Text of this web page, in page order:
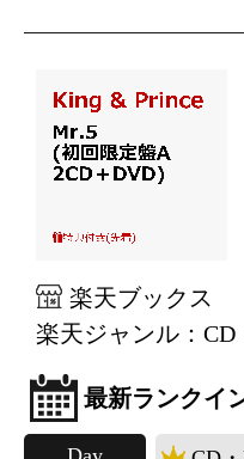
楽天ブックス
楽天ジャンル：CD
最新ランクイ